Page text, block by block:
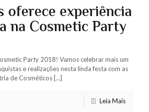
oferece experiência
na Cosmetic Party
Party 2018! Vamos celebrar mais um
e realizações nesta linda festa com as
de Cosméticos […]
Leia Mais